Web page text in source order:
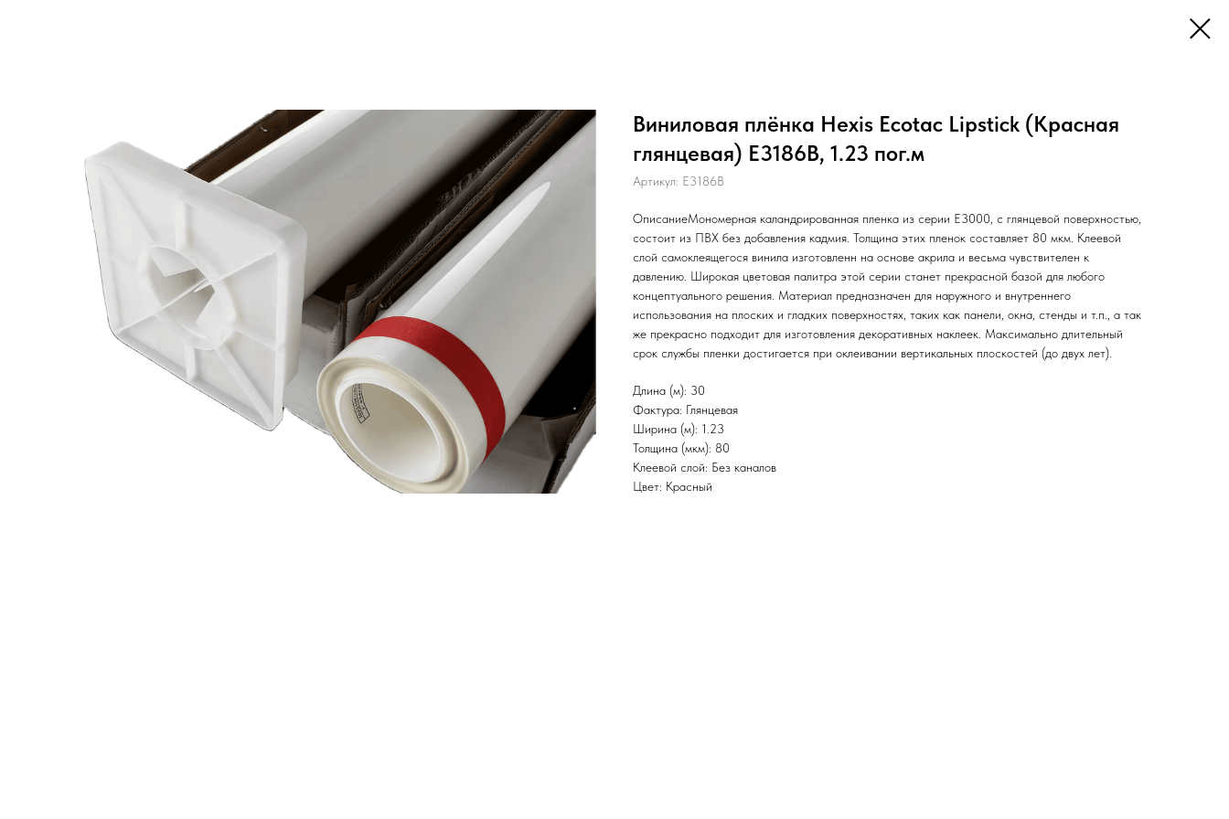
Виниловая плёнка Hexis Ecotac Lipstick (Красная
глянцевая) E3186B, 1.23 пог.м
Артикул: E3186B
ОписаниеМономерная каландрированная пленка из серии Е3000, с глянцевой поверхностью,
состоит из ПВХ без добавления кадмия. Толщина этих пленок составляет 80 мкм. Клеевой
слой самоклеящегося винила изготовленн на основе акрила и весьма чувствителен к
давлению. Широкая цветовая палитра этой серии станет прекрасной базой для любого
концептуального решения. Материал предназначен для наружного и внутреннего
использования на плоских и гладких поверхностях, таких как панели, окна, стенды и т.п., а так
же прекрасно подходит для изготовления декоративных наклеек. Максимально длительный
срок службы пленки достигается при оклеивании вертикальных плоскостей (до двух лет).
Длина (м): 30
Фактура: Глянцевая
Ширина (м): 1.23
Толщина (мкм): 80
Клеевой слой: Без каналов
Цвет: Красный